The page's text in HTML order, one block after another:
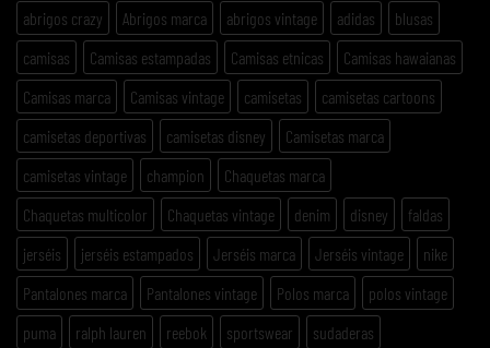
abrigos crazy Abrigos marca abrigos vintage adidas
blusas
camisas
Camisas estampadas Camisas etnicas
Camisas hawaianas
Camisas marca
Camisas vintage camisetas
camisetas cartoons
camisetas deportivas
camisetas disney
Camisetas marca
camisetas vintage
champion
Chaquetas marca
Chaquetas multicolor
Chaquetas vintage denim disney
faldas
jerséis
jerséis estampados Jerséis marca Jerséis vintage
nike
Pantalones marca
Pantalones vintage Polos marca
polos vintage
puma
ralph lauren reebok sportswear
sudaderas